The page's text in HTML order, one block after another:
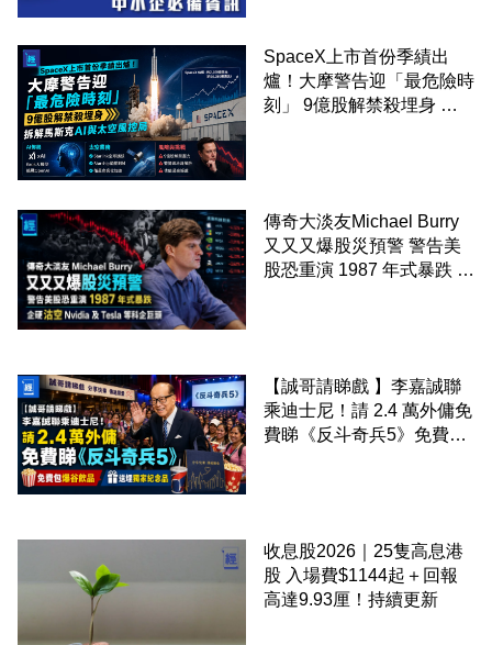
SpaceX上市首份季績出
爐！大摩警告迎「最危險時
刻」 9億股解禁殺埋身 拆
傳奇大淡友Michael Burry
又又又爆股災預警 警告美
股恐重演 1987 年式暴跌 企
【誠哥請睇戲 】李嘉誠聯
乘迪士尼！請 2.4 萬外傭免
費睇《反斗奇兵5》免費包
收息股2026｜25隻高息港
股 入場費$1144起＋回報
高達9.93厘！持續更新